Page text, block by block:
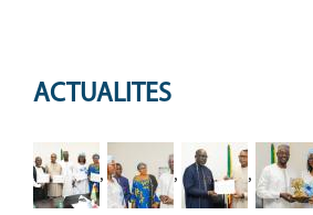
ACTUALITES
, , ,